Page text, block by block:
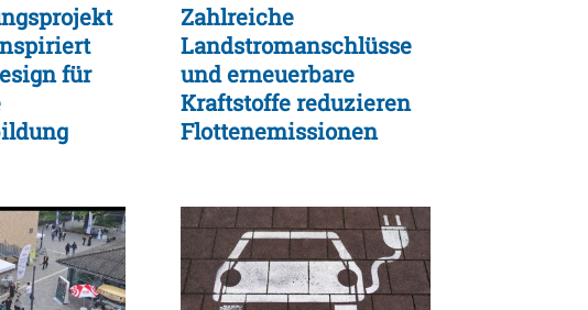
für
Zahlreiche
Landstromanschlüsse
und erneuerbare
Kraftstoffe reduzieren
Flottenemissionen